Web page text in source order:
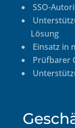
SSO-
Lösung
Einsatz in
Prüfbarer